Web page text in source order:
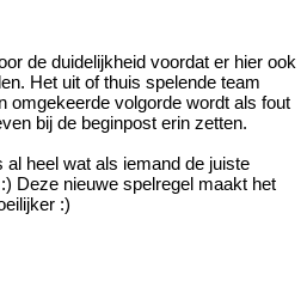
de duidelijkheid voordat er hier ook
Het uit of thuis spelende team
omgekeerde volgorde wordt als fout
bij de beginpost erin zetten.
heel wat als iemand de juiste
Deze nieuwe spelregel maakt het
:)